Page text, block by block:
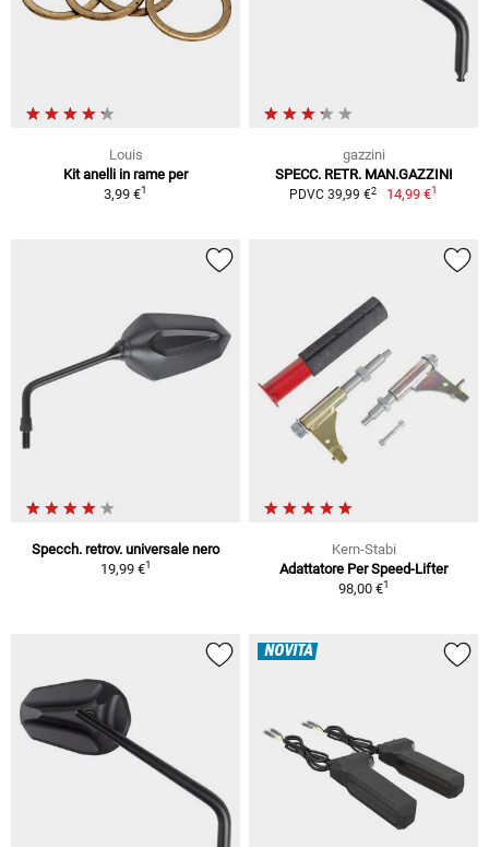
Louis
Kit anelli in rame per
3,99 €1
gazzini
SPECC. RETR. MAN.GAZZINI
PDVC 39,99 €2 14,99 €1
Specch. retrov. universale nero
19,99 €1
Kern-Stabi
Adattatore Per Speed-Lifter
98,00 €1
NOVITÀ